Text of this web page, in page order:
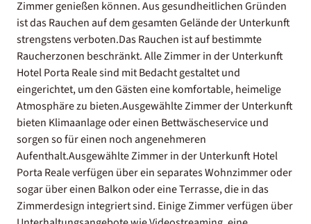
Zimmer genießen können. Aus gesundheitlichen Gründen
ist das Rauchen auf dem gesamten Gelände der Unterkunft
strengstens verboten.Das Rauchen ist auf bestimmte
Raucherzonen beschränkt. Alle Zimmer in der Unterkunft
Hotel Porta Reale sind mit Bedacht gestaltet und
eingerichtet, um den Gästen eine komfortable, heimelige
Atmosphäre zu bieten.Ausgewählte Zimmer der Unterkunft
bieten Klimaanlage oder einen Bettwäscheservice und
sorgen so für einen noch angenehmeren
Aufenthalt.Ausgewählte Zimmer in der Unterkunft Hotel
Porta Reale verfügen über ein separates Wohnzimmer oder
sogar über einen Balkon oder eine Terrasse, die in das
Zimmerdesign integriert sind. Einige Zimmer verfügen über